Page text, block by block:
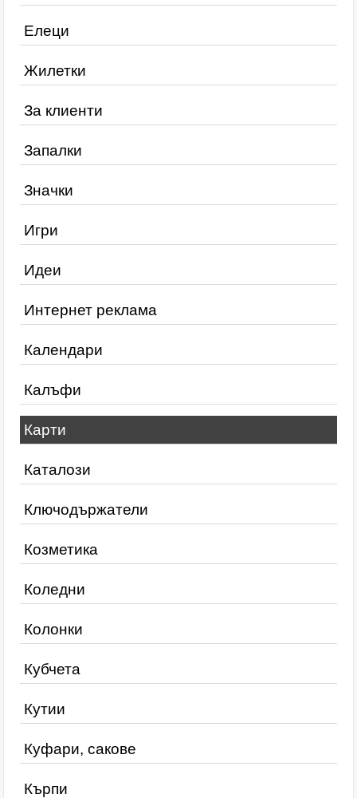
Елеци
Жилетки
За клиенти
Запалки
Значки
Игри
Идеи
Интернет реклама
Календари
Калъфи
Карти
Каталози
Ключодържатели
Козметика
Коледни
Колонки
Кубчета
Кутии
Куфари, сакове
Кърпи